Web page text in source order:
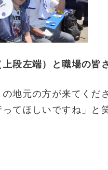
段左端）と職場の皆
地元の方が来てくだ
てほしいですね」と